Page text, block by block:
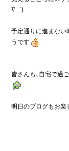
∇゜)
予定通りに進まない
うです
皆さんも、自宅で過
明日のブログもお楽